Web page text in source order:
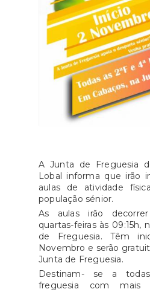
A Junta de Freguesia
Lobal informa que irão
aulas de atividade
população sénior.
As aulas irão
quartas-feiras às 09:15h,
de Freguesia. Têm
Novembro e serão
Junta de Freguesia.
Destinam- se a
freguesia com